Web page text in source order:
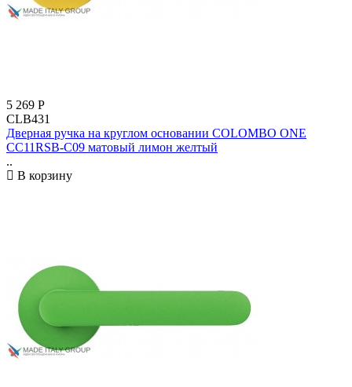
5 269 Р
CLB431
Дверная ручка на круглом основании COLOMBO ONE
CC11RSB-C09 матовый лимон желтый
..
В корзину